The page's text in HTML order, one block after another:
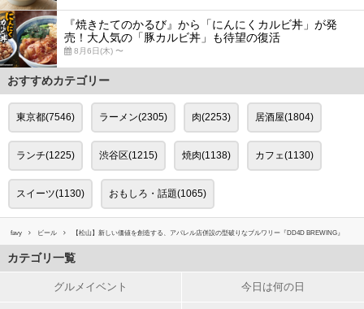
『焼きたてのかるび』から「にんにくカルビ丼」が発
売！大人気の「豚カルビ丼」も待望の復活
8月6日(木) 〜
おすすめカテゴリー
東京都(7546) ラーメン(2305) 肉(2253) 居酒屋(1804)
ランチ(1225) 渋谷区(1215) 焼肉(1138) カフェ(1130)
スイーツ(1130) おもしろ・話題(1065)
favy ビール 【松山】新しい価値を創造する、アパレル店併設の型破りなブルワリー『DD4D BREWING』
カテゴリ一覧
グルメイベント 今日は何の日